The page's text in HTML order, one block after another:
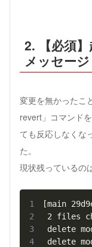
2. 【必須
メッセージ
変更を無かったこ
revert」コマンド
ても反応しなくな
た。
現状残っているの
1
2
3
4
delete